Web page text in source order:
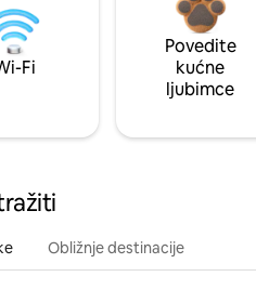
Fi
Povedite
kućne
ljubimce
Obližnje destinacije